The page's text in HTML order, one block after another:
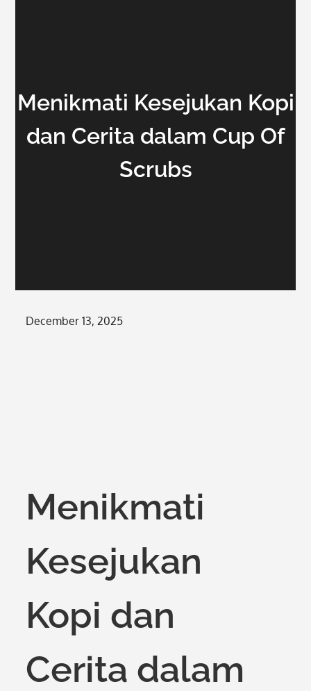
Menikmati Kesejukan Kopi
dan Cerita dalam Cup Of
Scrubs
Posted
December 13, 2025
Menikmati
Kesejukan
Kopi dan
Cerita dalam